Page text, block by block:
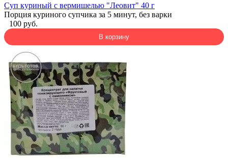
Суп куриный с вермишелью "Леовит" 40 г
Порция куриного супчика за 5 минут, без варки
100 руб.
В корзину